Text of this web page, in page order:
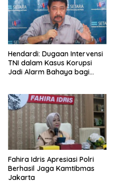
Hendardi: Dugaan Intervensi
TNI dalam Kasus Korupsi
Jadi Alarm Bahaya bagi
Fahira Idris Apresiasi Polri
Berhasil Jaga Kamtibmas
Jakarta